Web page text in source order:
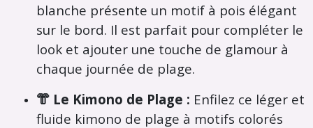
blanche présente un motif à pois élégant
sur le bord. Il est parfait pour compléter le
look et ajouter une touche de glamour à
chaque journée de plage.
👘 Le Kimono de Plage : Enfilez ce léger et
fluide kimono de plage à motifs colorés